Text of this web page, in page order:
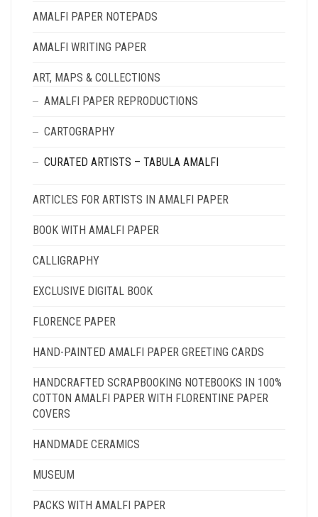
AMALFI PAPER NOTEPADS
AMALFI WRITING PAPER
ART, MAPS & COLLECTIONS
AMALFI PAPER REPRODUCTIONS
CARTOGRAPHY
CURATED ARTISTS – TABULA AMALFI
ARTICLES FOR ARTISTS IN AMALFI PAPER
BOOK WITH AMALFI PAPER
CALLIGRAPHY
EXCLUSIVE DIGITAL BOOK
FLORENCE PAPER
HAND-PAINTED AMALFI PAPER GREETING CARDS
HANDCRAFTED SCRAPBOOKING NOTEBOOKS IN 100%
COTTON AMALFI PAPER WITH FLORENTINE PAPER
COVERS
HANDMADE CERAMICS
MUSEUM
PACKS WITH AMALFI PAPER